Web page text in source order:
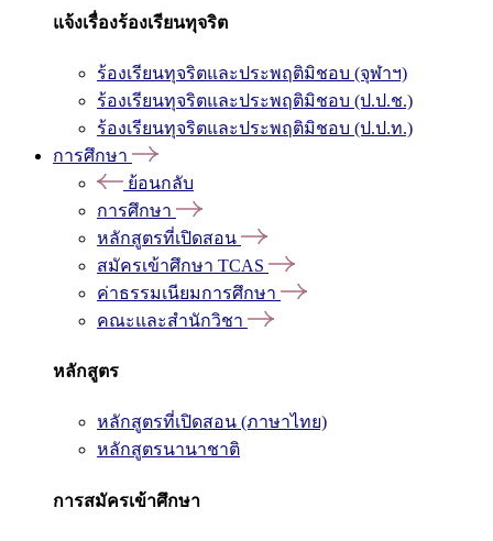
แจ้งเรื่องร้องเรียนทุจริต
ร้องเรียนทุจริตและประพฤติมิชอบ (จุฬาฯ)
ร้องเรียนทุจริตและประพฤติมิชอบ (ป.ป.ช.)
ร้องเรียนทุจริตและประพฤติมิชอบ (ป.ป.ท.)
การศึกษา
ย้อนกลับ
การศึกษา
หลักสูตรที่เปิดสอน
สมัครเข้าศึกษา TCAS
ค่าธรรมเนียมการศึกษา
คณะและสำนักวิชา
หลักสูตร
หลักสูตรที่เปิดสอน (ภาษาไทย)
หลักสูตรนานาชาติ
การสมัครเข้าศึกษา